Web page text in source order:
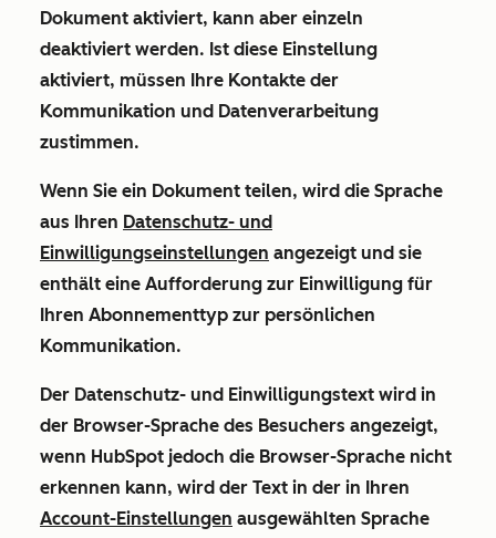
Dokument aktiviert, kann aber einzeln
deaktiviert werden. Ist diese Einstellung
aktiviert, müssen Ihre Kontakte der
Kommunikation und Datenverarbeitung
zustimmen.
Wenn Sie ein Dokument teilen, wird die Sprache
aus Ihren Datenschutz- und
Einwilligungseinstellungen angezeigt und sie
enthält eine Aufforderung zur Einwilligung für
Ihren Abonnementtyp zur persönlichen
Kommunikation.
Der Datenschutz- und Einwilligungstext wird in
der Browser-Sprache des Besuchers angezeigt,
wenn HubSpot jedoch die Browser-Sprache nicht
erkennen kann, wird der Text in der in Ihren
Account-Einstellungen ausgewählten Sprache